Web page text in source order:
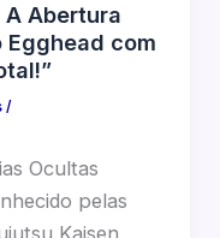
A Abertura
Egghead com
/
Ocultas
pelas